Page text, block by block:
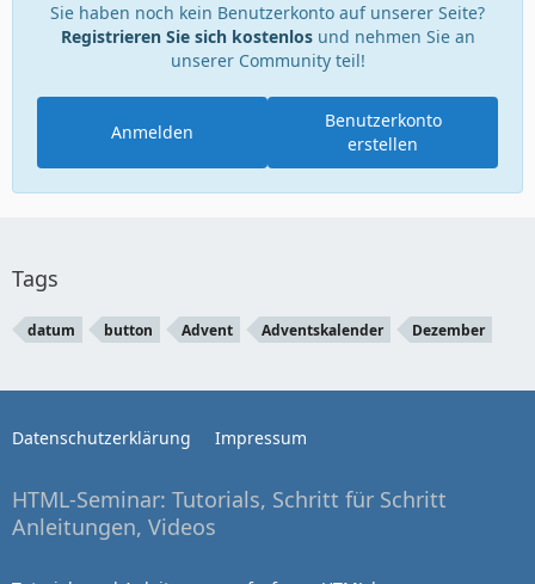
Sie haben noch kein Benutzerkonto auf unserer Seite?
Registrieren Sie sich kostenlosund nehmen Sie an
unserer Community teil!
Benutzerkonto
erstellen
Anmelden
Tags
datum button Advent Adventskalender Dezember
Datenschutzerklärung Impressum
HTML-Seminar: Tutorials, Schritt für Schritt
Anleitungen, Videos